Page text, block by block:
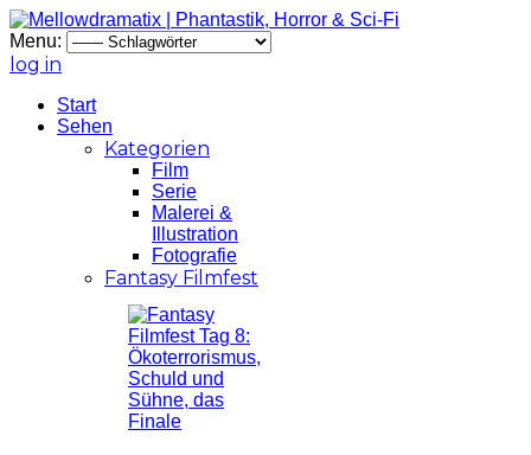
Menu:
log in
Start
Sehen
Kategorien
Film
Serie
Malerei &
Illustration
Fotografie
Fantasy Filmfest